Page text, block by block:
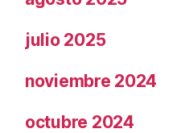
julio 2025
noviembre 2024
octubre 2024